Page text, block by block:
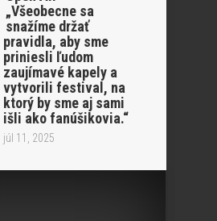
„Všeobecne sa
snažíme držať
pravidla, aby sme
priniesli ľudom
zaujímavé kapely a
vytvorili festival, na
ktorý by sme aj sami
išli ako fanúšikovia.“
júl 11, 2025